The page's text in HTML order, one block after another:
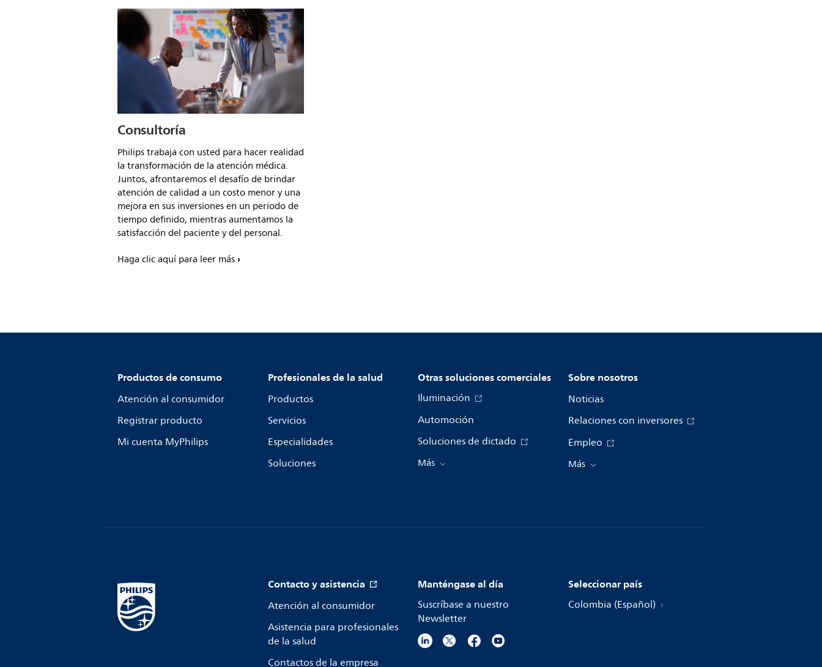
Consultoría
Philips trabaja con usted para hacer realidad
la transformación de la atención médica.
Juntos, afrontaremos el desafío de brindar
atención de calidad a un costo menor y una
mejora en sus inversiones en un periodo de
tiempo definido, mientras aumentamos la
satisfacción del paciente y del personal.
Haga clic aquí para leer más
Productos de consumo
Atención al consumidor
Registrar producto
Mi cuenta MyPhilips
Profesionales de la salud
Productos
Servicios
Especialidades
Soluciones
Otras soluciones comerciales
Iluminación
Automoción
Soluciones de dictado
Más
Sobre nosotros
Noticias
Relaciones con inversores
Empleo
Más
Contacto y asistencia
Atención al consumidor
Asistencia para profesionales
de la salud
Contactos de la empresa
Manténgase al día
Suscríbase a nuestro
Newsletter
Seleccionar país
Colombia (Español)